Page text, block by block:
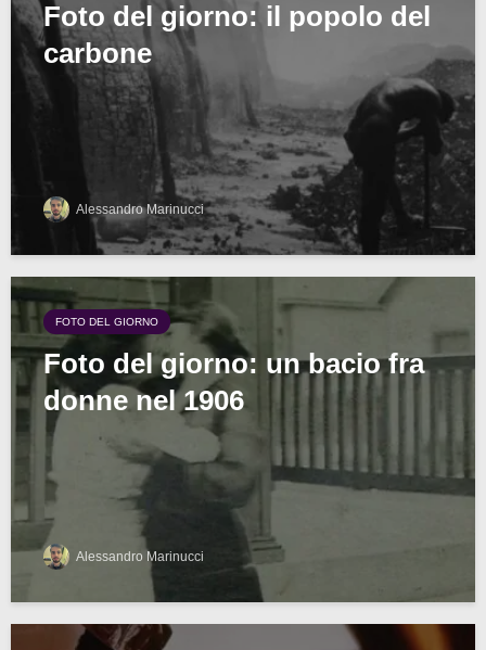
Foto del giorno: il popolo del
carbone
Alessandro Marinucci
FOTO DEL GIORNO
Foto del giorno: un bacio fra
donne nel 1906
Alessandro Marinucci